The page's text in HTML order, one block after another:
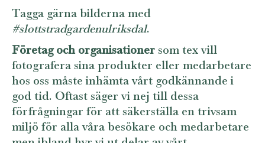
Tagga gärna bilderna med
#slottstradgardenulriksdal.
Företag och organisationersom tex vill
fotografera sina produkter eller medarbetare
hos oss måste inhämta vårt godkännande i
god tid. Oftast säger vi nej till dessa
förfrågningar för att säkerställa en trivsam
miljö för alla våra besökare och medarbetare